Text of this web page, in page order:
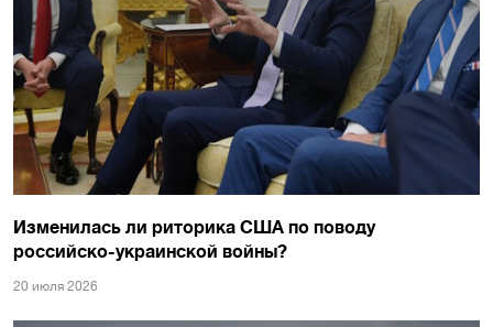
Изменилась ли риторика США по поводу
российско-украинской войны?
20 июля 2026